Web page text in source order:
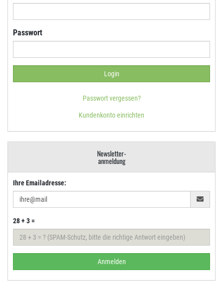
Passwort
Passwort vergessen?
Kundenkonto einrichten
Newsletter-
anmeldung
Ihre Emailadresse:
28 + 3 =
Anmelden